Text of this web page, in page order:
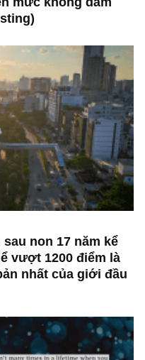
sau non 17 năm
thể vượt 1200 điểm
bản nhất của giới